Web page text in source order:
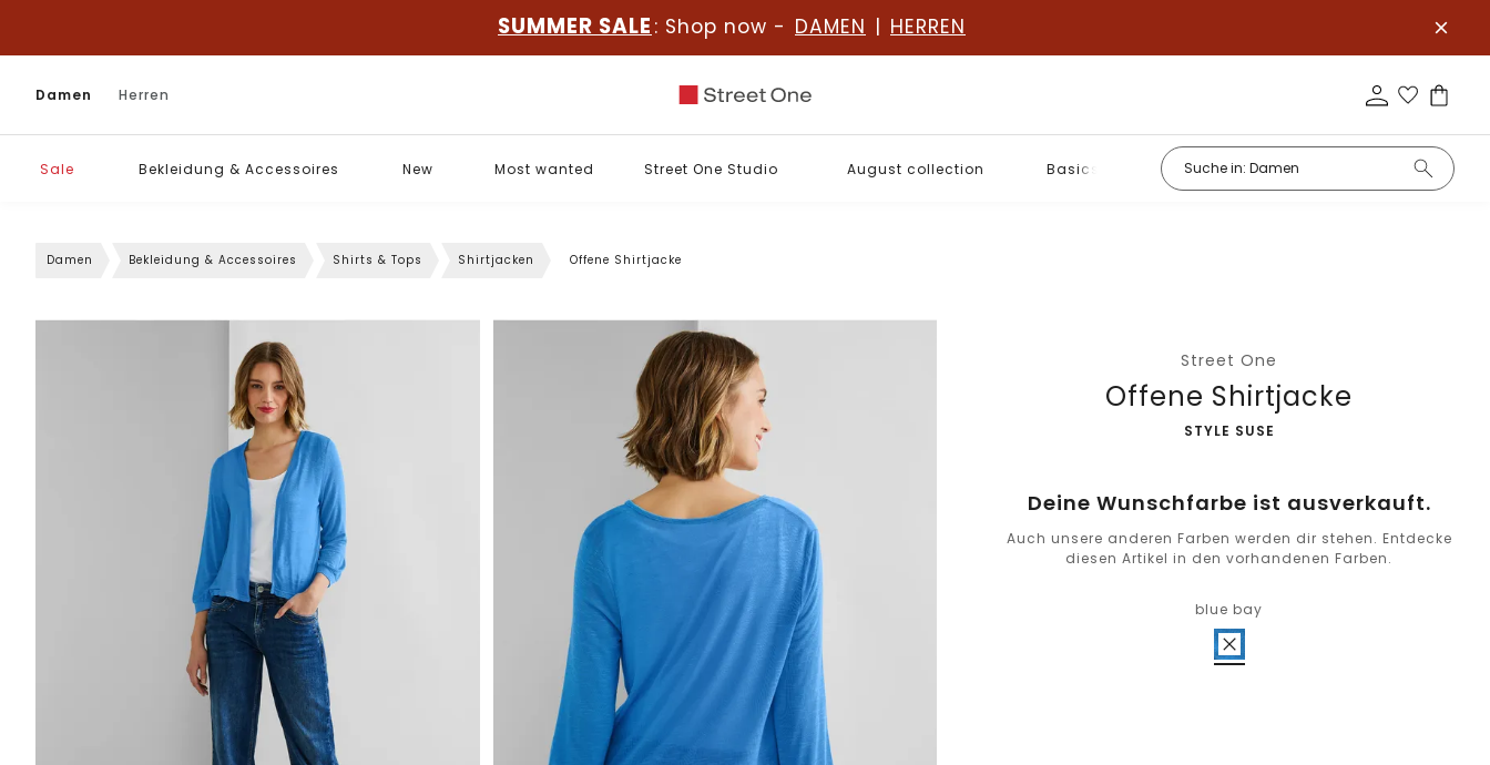
SUMMER SALE : Shop now - DAMEN | HERREN
Damen Herren
Sale Bekleidung & Accessoires New Most wanted Street One Studio August collection Basics
Damen Bekleidung & Accessoires Shirts & Tops Shirtjacken Offene Shirtjacke
Street One
Offene Shirtjacke
-
STYLE SUSE
Deine Wunschfarbe ist ausverkauft.
Auch unsere anderen Farben werden dir stehen. Entdecke
diesen Artikel in den vorhandenen Farben.
blue bay